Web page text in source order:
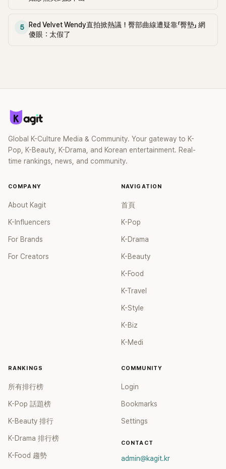
5
Red Velvet Wendy直拍掀熱議！臀部曲線遭疑靠「臀墊」 網
傻眼：太假了
Global K-Culture Media & Community. Your gateway to K-
Pop, K-Beauty, K-Drama, and Korean entertainment. Real-
time rankings, news, and community.
COMPANY
About Kagit
K-Influencers
For Brands
For Creators
NAVIGATION
首頁
K-Pop
K-Drama
K-Beauty
K-Food
K-Travel
K-Style
K-Biz
K-Medi
RANKINGS
所有排行榜
K-Pop 話題榜
K-Beauty 排行
K-Drama 排行榜
K-Food 趨勢
COMMUNITY
Login
Bookmarks
Settings
CONTACT
admin@kagit.kr